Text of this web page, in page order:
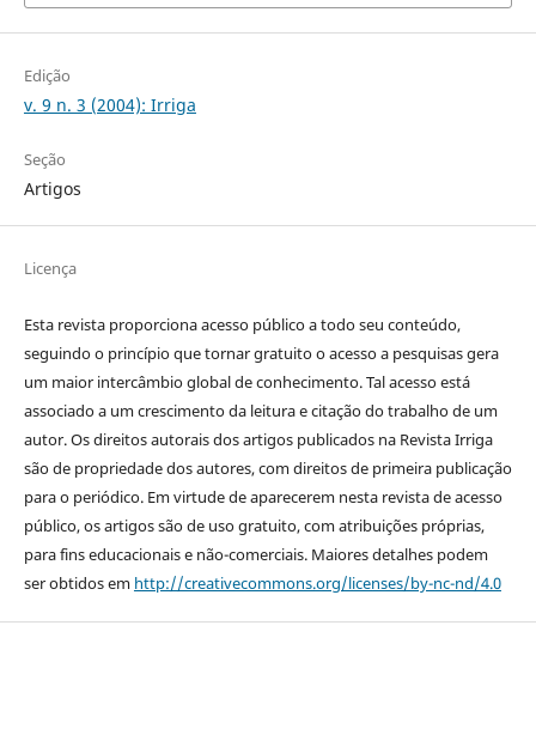
Edição
v. 9 n. 3 (2004): Irriga
Seção
Artigos
Licença
Esta revista proporciona acesso público a todo seu conteúdo,
seguindo o princípio que tornar gratuito o acesso a pesquisas gera
um maior intercâmbio global de conhecimento. Tal acesso está
associado a um crescimento da leitura e citação do trabalho de um
autor. Os direitos autorais dos artigos publicados na Revista Irriga
são de propriedade dos autores, com direitos de primeira publicação
para o periódico. Em virtude de aparecerem nesta revista de acesso
público, os artigos são de uso gratuito, com atribuições próprias,
para fins educacionais e não-comerciais. Maiores detalhes podem
ser obtidos em http://creativecommons.org/licenses/by-nc-nd/4.0